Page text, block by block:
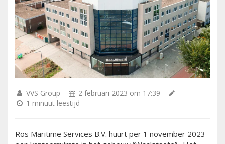
VVS Group
2 februari 2023 om 17:39
1 minuut leestijd
Ros Maritime Services B.V. huurt per 1 november 2023